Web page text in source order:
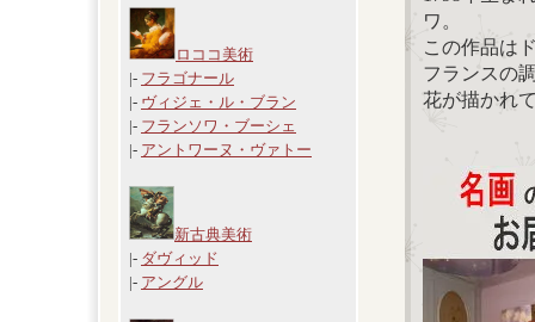
ロココ美術
|- フラゴナール
|- ヴィジェ・ル・ブラン
|- フランソワ・ブーシェ
|- アントワーヌ・ヴァトー
新古典美術
|- ダヴィッド
|- アングル
ワ。
この作品は
フランスの
花が描かれ